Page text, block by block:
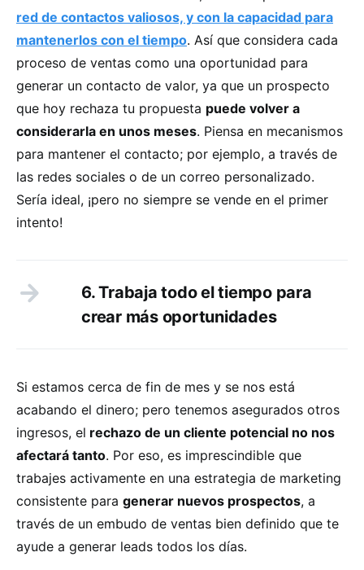
red de contactos valiosos, y con la capacidad para
mantenerlos con el tiempo. Así que considera cada
proceso de ventas como una oportunidad para
generar un contacto de valor, ya que un prospecto
que hoy rechaza tu propuesta puede volver a
considerarla en unos meses. Piensa en mecanismos
para mantener el contacto; por ejemplo, a través de
las redes sociales o de un correo personalizado.
Sería ideal, ¡pero no siempre se vende en el primer
intento!
6. Trabaja todo el tiempo para
crear más oportunidades
Si estamos cerca de fin de mes y se nos está
acabando el dinero; pero tenemos asegurados otros
ingresos, el rechazo de un cliente potencial no nos
afectará tanto. Por eso, es imprescindible que
trabajes activamente en una estrategia de marketing
consistente para generar nuevos prospectos, a
través de un embudo de ventas bien definido que te
ayude a generar leads todos los días.